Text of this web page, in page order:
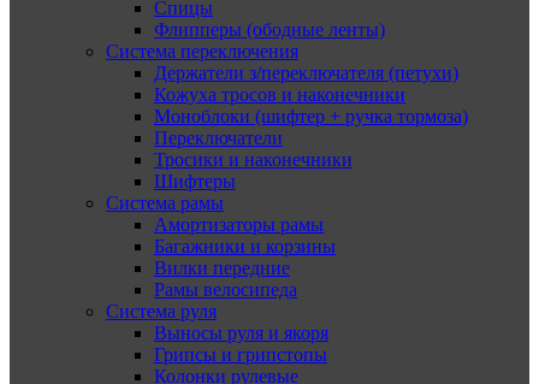
Спицы
Флипперы (ободные ленты)
Система переключения
Держатели з/переключателя (петухи)
Кожуха тросов и наконечники
Моноблоки (шифтер + ручка тормоза)
Переключатели
Тросики и наконечники
Шифтеры
Система рамы
Амортизаторы рамы
Багажники и корзины
Вилки передние
Рамы велосипеда
Система руля
Выносы руля и якоря
Грипсы и грипстопы
Колонки рулевые